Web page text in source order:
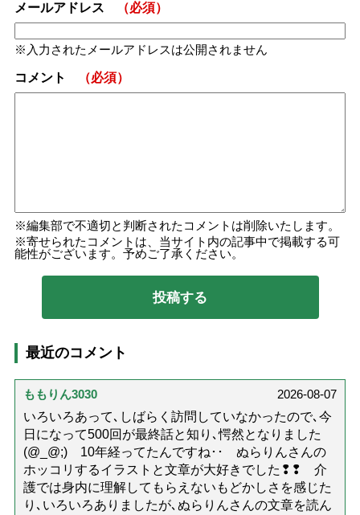
メールアドレス （必須）
入力されたメールアドレスは公開されません
コメント （必須）
編集部で不適切と判断されたコメントは削除いたします。
寄せられたコメントは、当サイト内の記事中で掲載する可
能性がございます。予めご了承ください。
最近のコメント
ももりん3030
2026-08-07
いろいろあって､しばらく訪問していなかったので､今
日になって500回が最終話と知り､愕然となりました
(@_@;) 10年経ってたんですね･･ ぬらりんさんの
ホッコリするイラストと文章が大好きでした❢❢ 介
護では身内に理解してもらえないもどかしさを感じた
り､いろいろありましたが､ぬらりんさんの文章を読ん